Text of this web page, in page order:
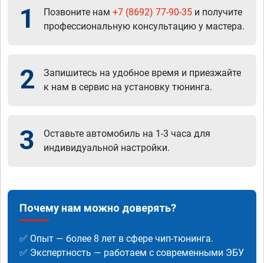
1 Позвоните нам +7 (8692) 77-90-35 и получите
профессиональную консультацию у мастера.
2
Запишитесь на удобное время и приезжайте
к нам в сервис на установку тюнинга.
3
Оставьте автомобиль на 1-3 часа для
индивидуальной настройки.
Почему нам можно доверять?
✅ Опыт — более 8 лет в сфере чип-тюнинга.
✅ Экспертность — работаем с современными ЭБУ